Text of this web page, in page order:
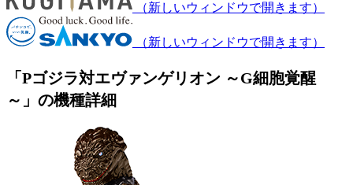
（新しいウィンドウで開きます）
（新しいウィンドウで開きます）
「Pゴジラ対エヴァンゲリオン ～G細胞覚醒
～」の機種詳細